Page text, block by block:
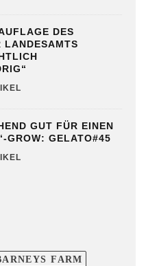
DES
LANDESAMTS
GUT FÜR EINEN
GROW: GELATO#45
FARM